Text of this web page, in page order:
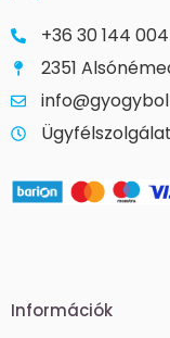
+36 30 144
2351
Információk